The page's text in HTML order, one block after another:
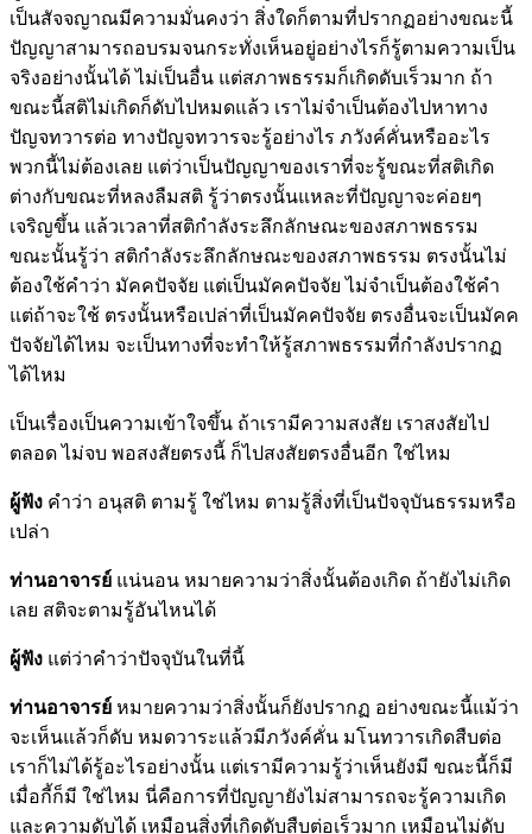
เป็นสัจจญาณมีความมั่นคงว่า สิ่งใดก็ตามที่ปรากฏอย่างขณะนี้
ปัญญาสามารถอบรมจนกระทั่งเห็นอยู่อย่างไรก็รู้ตามความเป็น
จริงอย่างนั้นได้ ไม่เป็นอื่น แต่สภาพธรรมก็เกิดดับเร็วมาก ถ้า
ขณะนี้สติไม่เกิดก็ดับไปหมดแล้ว เราไม่จำเป็นต้องไปหาทาง
ปัญจทวารต่อ ทางปัญจทวารจะรู้อย่างไร ภวังค์คั่นหรืออะไร
พวกนี้ไม่ต้องเลย แต่ว่าเป็นปัญญาของเราที่จะรู้ขณะที่สติเกิด
ต่างกับขณะที่หลงลืมสติ รู้ว่าตรงนั้นแหละที่ปัญญาจะค่อยๆ
เจริญขึ้น แล้วเวลาที่สติกำลังระลึกลักษณะของสภาพธรรม
ขณะนั้นรู้ว่า สติกำลังระลึกลักษณะของสภาพธรรม ตรงนั้นไม่
ต้องใช้คำว่า มัคคปัจจัย แต่เป็นมัคคปัจจัย ไม่จำเป็นต้องใช้คำ
แต่ถ้าจะใช้ ตรงนั้นหรือเปล่าที่เป็นมัคคปัจจัย ตรงอื่นจะเป็นมัคค
ปัจจัยได้ไหม จะเป็นทางที่จะทำให้รู้สภาพธรรมที่กำลังปรากฏ
ได้ไหม
เป็นเรื่องเป็นความเข้าใจขึ้น ถ้าเรามีความสงสัย เราสงสัยไป
ตลอด ไม่จบ พอสงสัยตรงนี้ ก็ไปสงสัยตรงอื่นอีก ใช่ไหม
ผู้ฟัง คำว่า อนุสติ ตามรู้ ใช่ไหม ตามรู้สิ่งที่เป็นปัจจุบันธรรมหรือ
เปล่า
ท่านอาจารย์ แน่นอน หมายความว่าสิ่งนั้นต้องเกิด ถ้ายังไม่เกิด
เลย สติจะตามรู้อันไหนได้
ผู้ฟัง แต่ว่าคำว่าปัจจุบันในที่นี้
ท่านอาจารย์ หมายความว่าสิ่งนั้นก็ยังปรากฏ อย่างขณะนี้แม้ว่า
จะเห็นแล้วก็ดับ หมดวาระแล้วมีภวังค์คั่น มโนทวารเกิดสืบต่อ
เราก็ไม่ได้รู้อะไรอย่างนั้น แต่เรามีความรู้ว่าเห็นยังมี ขณะนี้ก็มี
เมื่อกี้ก็มี ใช่ไหม นี่คือการที่ปัญญายังไม่สามารถจะรู้ความเกิด
และความดับได้ เหมือนสิ่งที่เกิดดับสืบต่อเร็วมาก เหมือนไม่ดับ